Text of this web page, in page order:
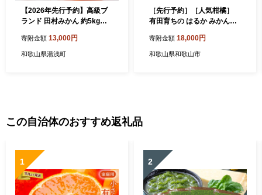
【2026年先行予約】高級ブ
ランド 田村みかん 約5kg
寄附金額 13,000円
和歌山県湯浅町
［先行予約］［人気柑橘］
有田育ちの はるか みかん
S149］
寄附金額 18,000円
和歌山県和歌山市
この自治体のおすすめ返礼品
1 2